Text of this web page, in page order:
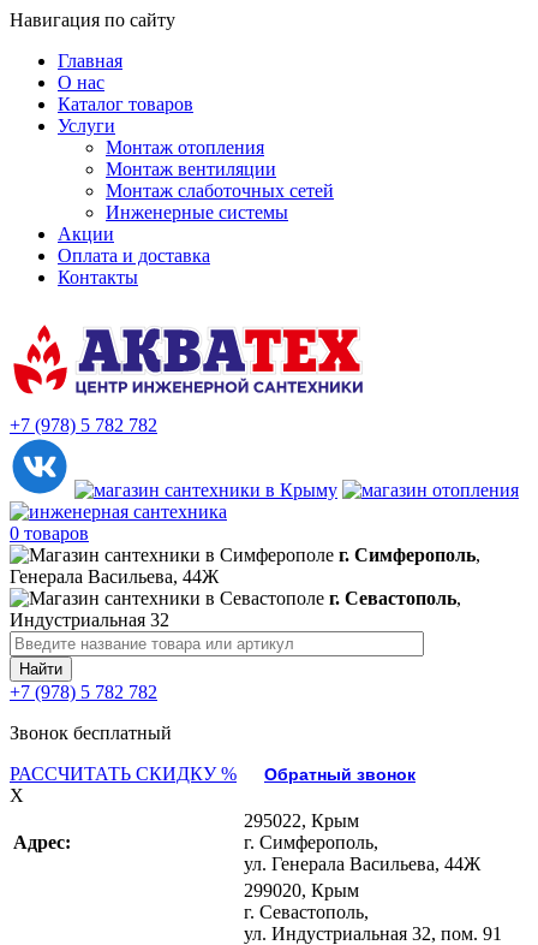
Навигация по сайту
Главная
О нас
Каталог товаров
Услуги
Монтаж отопления
Монтаж вентиляции
Монтаж слаботочных сетей
Инженерные системы
Акции
Оплата и доставка
Контакты
+7 (978) 5 782 782
0 товаров
г. Симферополь,
Генерала Васильева, 44Ж
г. Севастополь,
Индустриальная 32
+7 (978) 5 782 782
Звонок бесплатный
РАССЧИТАТЬ СКИДКУ %
Обратный звонок
X
Адрес:
295022, Крым
г. Симферополь,
ул. Генерала Васильева, 44Ж
299020, Крым
г. Севастополь,
ул. Индустриальная 32, пом. 91